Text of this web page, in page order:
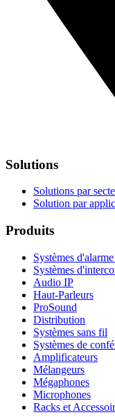
Solutions
Solutions par
Solution par
Produits
Systèmes
Systèmes
Audio IP
Haut-Parleurs
ProSound
Distribution
Systèmes sans fil
Systèmes de
Amplificateurs
Mélangeurs
Mégaphones
Microphones
Racks et